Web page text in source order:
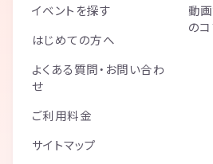
イベントを探す
はじめての方へ
よくある質問・お問い合わ
せ
ご利用料金
サイトマップ
動
の